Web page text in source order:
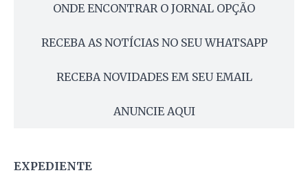
ONDE ENCONTRAR O JORNAL OPÇÃO
RECEBA AS NOTÍCIAS NO SEU WHATSAPP
RECEBA NOVIDADES EM SEU EMAIL
ANUNCIE AQUI
EXPEDIENTE